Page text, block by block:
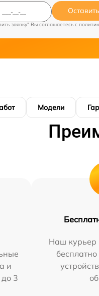
заявку" Вы соглашаетесь c
Модели
и
3
Наш курьер